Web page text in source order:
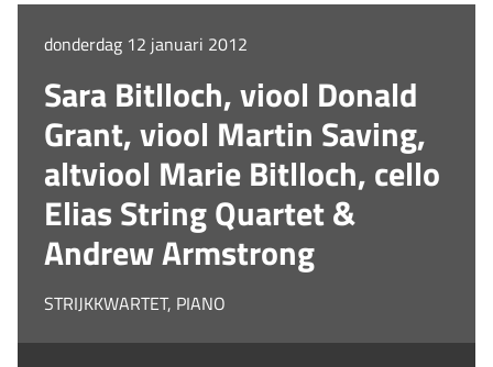
donderdag 12 januari 2012
Sara Bitlloch, viool Donald
Grant, viool Martin Saving,
altviool Marie Bitlloch, cello
Elias String Quartet &
Andrew Armstrong
STRIJKKWARTET, PIANO